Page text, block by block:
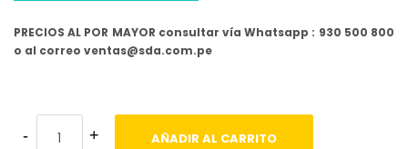
PRECIOS AL POR MAYOR consultar vía Whatsapp : 930 500 800
o al correo ventas@sda.com.pe
AÑADIR AL CARRITO